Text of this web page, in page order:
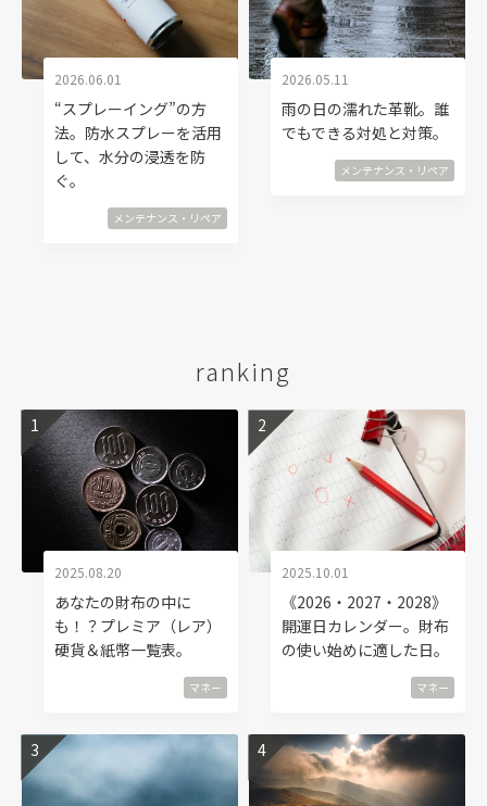
2026.06.01
“スプレーイング”の方
法。防水スプレーを活用
して、水分の浸透を防
ぐ。
メンテナンス・リペア
2026.05.11
雨の日の濡れた革靴。誰
でもできる対処と対策。
メンテナンス・リペア
ranking
2025.08.20
あなたの財布の中に
も！？プレミア（レア）
硬貨＆紙幣一覧表。
マネー
2025.10.01
《2026・2027・2028》
開運日カレンダー。財布
の使い始めに適した日。
マネー